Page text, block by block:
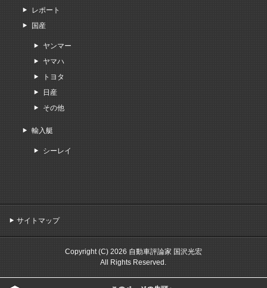
レポート
国産
ヤンマー
ヤマハ
トヨタ
日産
その他
輸入艇
シーレイ
サイトマップ
Copyright (C) 2026 自動車評論家 国沢光宏
All Rights Reserved.